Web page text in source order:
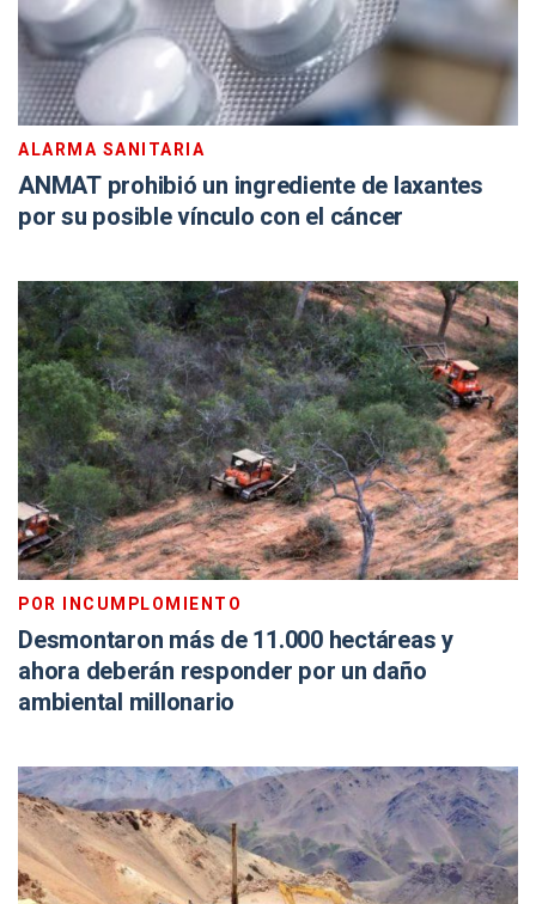
ALARMA SANITARIA
ANMAT prohibió un ingrediente de laxantes
por su posible vínculo con el cáncer
POR INCUMPLOMIENTO
Desmontaron más de 11.000 hectáreas y
ahora deberán responder por un daño
ambiental millonario